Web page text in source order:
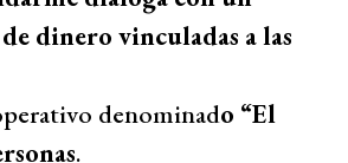
dinero vinculadas a las
denominado “El
.